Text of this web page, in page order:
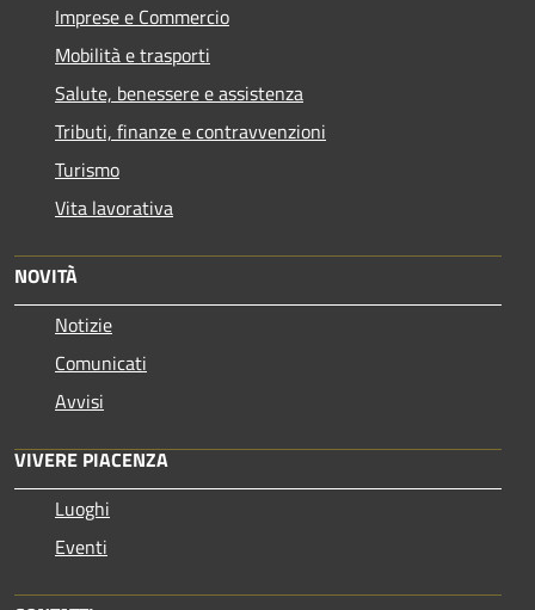
Imprese e Commercio
Mobilità e trasporti
Salute, benessere e assistenza
Tributi, finanze e contravvenzioni
Turismo
Vita lavorativa
NOVITÀ
Notizie
Comunicati
Avvisi
VIVERE PIACENZA
Luoghi
Eventi